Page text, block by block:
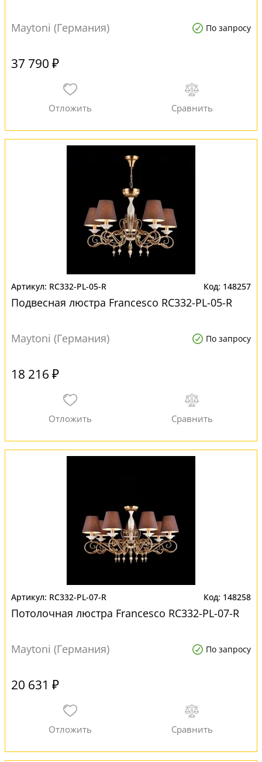
Maytoni (Германия) По запросу
37 790 ₽
RC332-PL-05-R 148257
Подвесная люстра Francesco RC332-PL-05-R
Maytoni (Германия) По запросу
18 216 ₽
RC332-PL-07-R 148258
Потолочная люстра Francesco RC332-PL-07-R
Maytoni (Германия) По запросу
20 631 ₽